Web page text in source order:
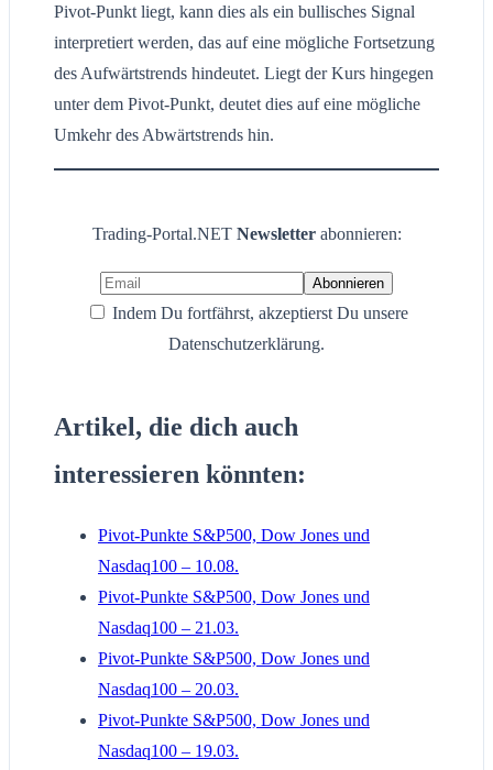
Pivot-Punkt liegt, kann dies als ein bullisches Signal
interpretiert werden, das auf eine mögliche Fortsetzung
des Aufwärtstrends hindeutet. Liegt der Kurs hingegen
unter dem Pivot-Punkt, deutet dies auf eine mögliche
Umkehr des Abwärtstrends hin.
Trading-Portal.NET Newsletter abonnieren:
Indem Du fortfährst, akzeptierst Du unsere
Datenschutzerklärung.
Artikel, die dich auch
interessieren könnten:
Pivot-Punkte S&P500, Dow Jones und
Nasdaq100 – 10.08.
Pivot-Punkte S&P500, Dow Jones und
Nasdaq100 – 21.03.
Pivot-Punkte S&P500, Dow Jones und
Nasdaq100 – 20.03.
Pivot-Punkte S&P500, Dow Jones und
Nasdaq100 – 19.03.